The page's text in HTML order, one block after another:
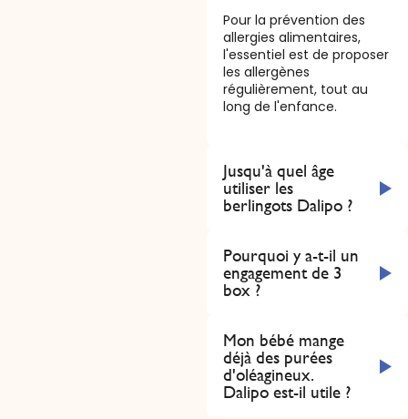
Pour la prévention des
allergies alimentaires,
l'essentiel est de proposer
les allergènes
régulièrement, tout au
long de l'enfance.
Jusqu'à quel âge
utiliser les
berlingots Dalipo ?
Pourquoi y a-t-il un
engagement de 3
box ?
Mon bébé mange
déjà des purées
d'oléagineux.
Dalipo est-il utile ?